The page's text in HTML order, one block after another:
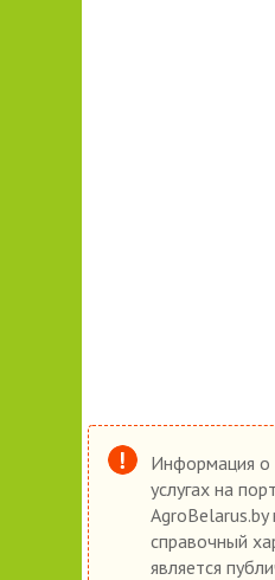
Информация о
услугах на
AgroBelarus.by
справочный
является